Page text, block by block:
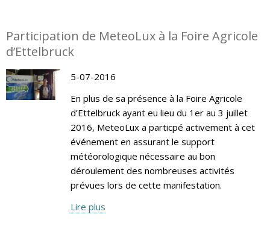
Participation de MeteoLux à la Foire Agricole
d’Ettelbruck
5-07-2016
En plus de sa présence à la Foire Agricole
d’Ettelbruck ayant eu lieu du 1er au 3 juillet
2016, MeteoLux a particpé activement à cet
événement en assurant le support
météorologique nécessaire au bon
déroulement des nombreuses activités
prévues lors de cette manifestation.
Lire plus